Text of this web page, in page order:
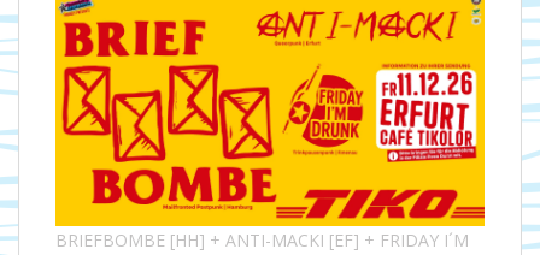
BRIEFBOMBE [HH] + ANTI-MACKI [EF] + FRIDAY I´M